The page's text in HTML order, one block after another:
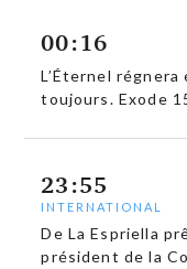
00:16
L’Éternel
toujours. Exode
23:55
INTERNATIONAL
De La Espriella
président de la